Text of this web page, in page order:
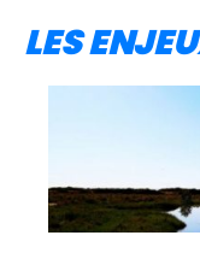
LES